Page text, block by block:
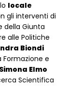
locale
gli interventi di
della Giunta
alle Politiche
Biondi
Formazione e
Simona Elmo
Scientifica